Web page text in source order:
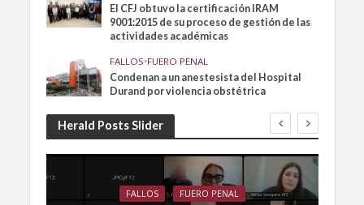
El CFJ obtuvo la certificación IRAM
9001:2015 de su proceso de gestión de las
actividades académicas
FALLOS•FUERO PENAL
Condenan a un anestesista del Hospital
Durand por violencia obstétrica
Herald Posts Slider
FALLOS FUERO PENAL